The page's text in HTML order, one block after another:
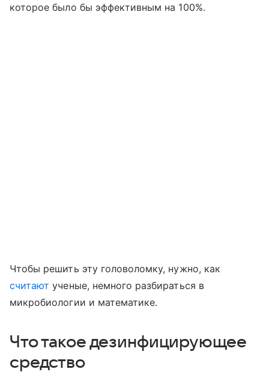
которое было бы эффективным на 100%.
Чтобы решить эту головоломку, нужно, как
считают ученые, немного разбираться в
микробиологии и математике.
Что такое дезинфицирующее
средство